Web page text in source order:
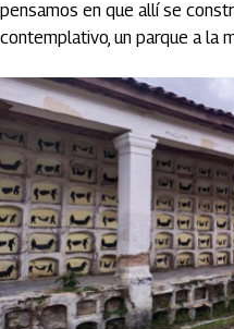
pensamos en que allí se
contemplativo, un parque a la